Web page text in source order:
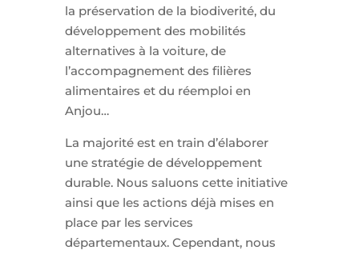
la préservation de la biodiverité, du
développement des mobilités
alternatives à la voiture, de
l’accompagnement des filières
alimentaires et du réemploi en
Anjou…
La majorité est en train d’élaborer
une stratégie de développement
durable. Nous saluons cette initiative
ainsi que les actions déjà mises en
place par les services
départementaux. Cependant, nous